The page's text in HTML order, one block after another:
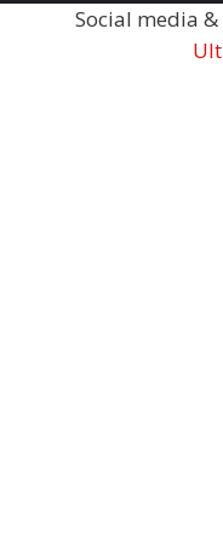
Social media